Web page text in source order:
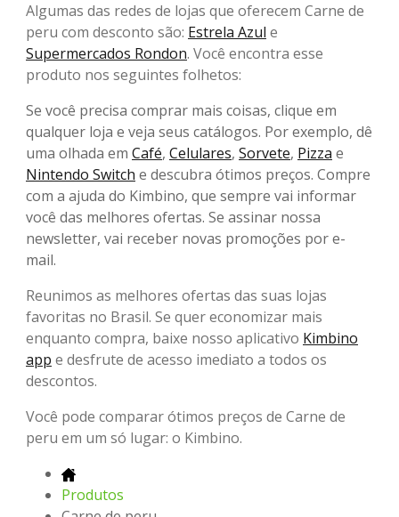
Algumas das redes de lojas que oferecem Carne de
peru com desconto são: Estrela Azul e
Supermercados Rondon. Você encontra esse
produto nos seguintes folhetos:
Se você precisa comprar mais coisas, clique em
qualquer loja e veja seus catálogos. Por exemplo, dê
uma olhada em Café, Celulares, Sorvete, Pizza e
Nintendo Switch e descubra ótimos preços. Compre
com a ajuda do Kimbino, que sempre vai informar
você das melhores ofertas. Se assinar nossa
newsletter, vai receber novas promoções por e-
mail.
Reunimos as melhores ofertas das suas lojas
favoritas no Brasil. Se quer economizar mais
enquanto compra, baixe nosso aplicativo Kimbino
app e desfrute de acesso imediato a todos os
descontos.
Você pode comparar ótimos preços de Carne de
peru em um só lugar: o Kimbino.
Produtos